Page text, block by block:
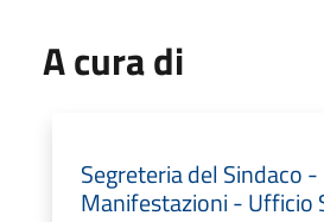
A cura di
Segreteria del Sindaco -
Manifestazioni - Ufficio